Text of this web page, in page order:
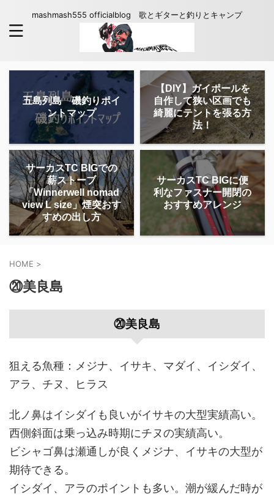
mashmash555 officialblog 歌とギターと釣りとキャンプ
五島列島 磯釣りポイ
ントマップ
【DIY】ガイポールを
自作して狭い区画でも
綺麗にテントを張る方
法！
サーカスTC BIGでの
薪ストーブ
「Winnerwell nomad
view L size」煙突おす
すめの出し方
サーカスTC BIGに便
利なファスナー開閉の
おすすめアレンジ
HOME >
⑳美良島
⑳美良島
狙える魚種：メジナ、イサキ、マダイ、イシダイ、
アラ、チヌ、ヒラス
北ノ鼻はイシダイも良いがイサキの大型実績高い。
西側斜面は乗っ込み時期にチヌの実績高い。
ビシャゴ鼻は瀬通しが良くメジナ、イサキの大型が
期待できる。
イシダイ、アラのポイントも多い。潮が緩んだ時が